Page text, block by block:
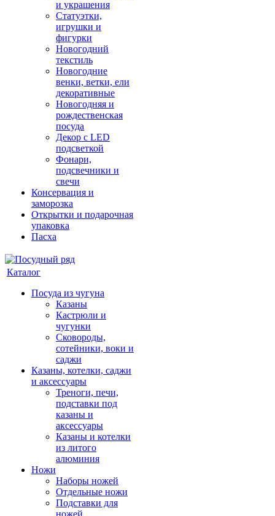
и украшения
Статуэтки,
игрушки и
фигурки
Новогодний
текстиль
Новогодние
венки, ветки, ели
декоративные
Новогодняя и
рождественская
посуда
Декор с LED
подсветкой
Фонари,
подсвечники и
свечи
Консервация и
заморозка
Открытки и подарочная
упаковка
Пасха
Каталог
Посуда из чугуна
Казаны
Кастрюли и
чугунки
Сковороды,
сотейники, воки и
саджи
Казаны, котелки, саджи
и аксессуары
Треноги, печи,
подставки под
казаны и
аксессуары
Казаны и котелки
из литого
алюминия
Ножи
Наборы ножей
Отдельные ножи
Подставки для
ножей